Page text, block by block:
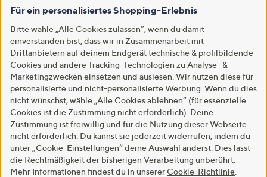
SCHIFFHAUER MUNICH®
Bluse langarm V-Ausschnitt mit
Schleife figurumspielend
€ 59,99
-40%
€ 99,99
5.0
5
(1)
In den Warenkorb
SCHIFFHAUER MUNICH®
Bluse Hemdkragen
Strassapplikation
figurumspielend
€ 49,99
5.0
von
5
(1)1
Bewertungen
Weitere Farben verfügbar
In den Warenkorb
Für ein personalisiertes Shopping-Erlebnis
Bitte wähle „Alle Cookies zulassen“, wenn du damit
einverstanden bist, dass wir in Zusammenarbeit mit
Drittanbietern auf deinem Endgerät technische & profilbildende
Cookies und andere Tracking-Technologien zu Analyse- &
Marketingzwecken einsetzen und auslesen. Wir nutzen diese für
personalisierte und nicht-personalisierte Werbung. Wenn du dies
nicht wünschst, wähle „Alle Cookies ablehnen“ (für essenzielle
Cookies ist die Zustimmung nicht erforderlich). Deine
Zustimmung ist freiwillig und für die Nutzung dieser Webseite
nicht erforderlich. Du kannst sie jederzeit widerrufen, indem du
unter „Cookie-Einstellungen“ deine Auswahl änderst. Dies lässt
die Rechtmäßigkeit der bisherigen Verarbeitung unberührt.
Mehr Informationen findest du in unserer Cookie-Richtlinie